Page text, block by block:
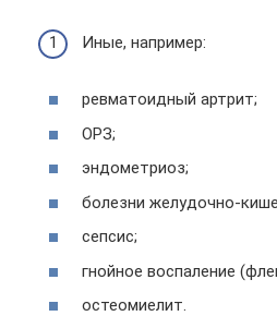
Иные, например:
ревматоидный артрит;
ОРЗ;
эндометриоз;
болезни желудочно-
сепсис;
гнойное воспаление
остеомиелит.